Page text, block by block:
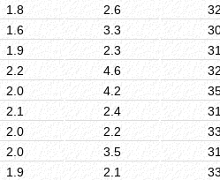
1.8 2.6
1.6 3.3
1.9 2.3
2.2 4.6
2.0 4.2
2.1 2.4
2.0 2.2
2.0 3.5
1.9 2.1